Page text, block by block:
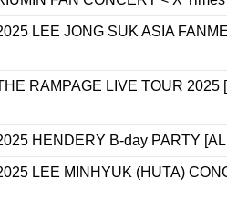
LEE JONG SUK ASIA
RAMPAGE LIVE TOUR
HENDERY B-day PARTY
LEE MINHYUK (HUTA)